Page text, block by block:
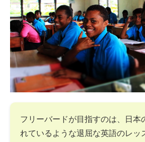
フリーバードが目指すのは、日本
れているような退屈な英語のレッ